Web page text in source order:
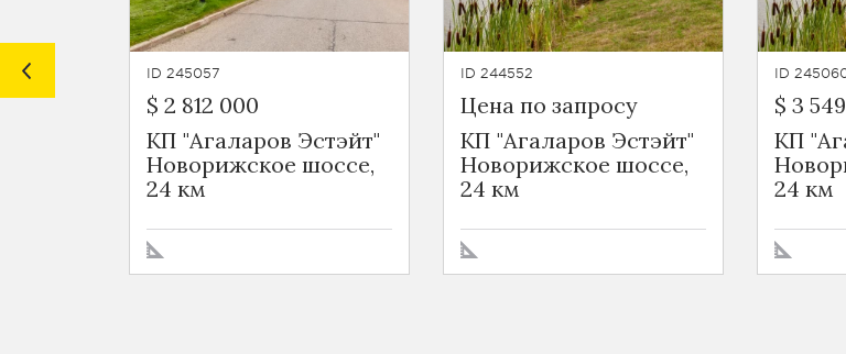
ID 245057
$ 2 812 000
КП "Агаларов Эстэйт"
Новорижское шоссе,
24 км
ID 244552
Цена по запросу
КП "Агаларов Эстэйт"
Новорижское шоссе,
24 км
ID
$ 3
КП
24 км